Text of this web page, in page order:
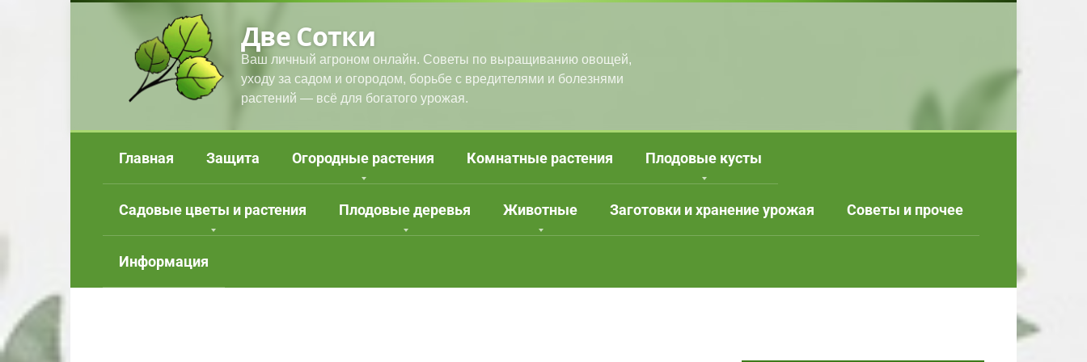
Две Сотки
Ваш личный агроном онлайн. Советы по выращиванию овощей,
уходу за садом и огородом, борьбе с вредителями и болезнями
растений — всё для богатого урожая.
Главная Защита Огородные растения Комнатные растения Плодовые кусты
Садовые цветы и растения Плодовые деревья Животные Заготовки и хранение урожая Советы и прочее
Информация